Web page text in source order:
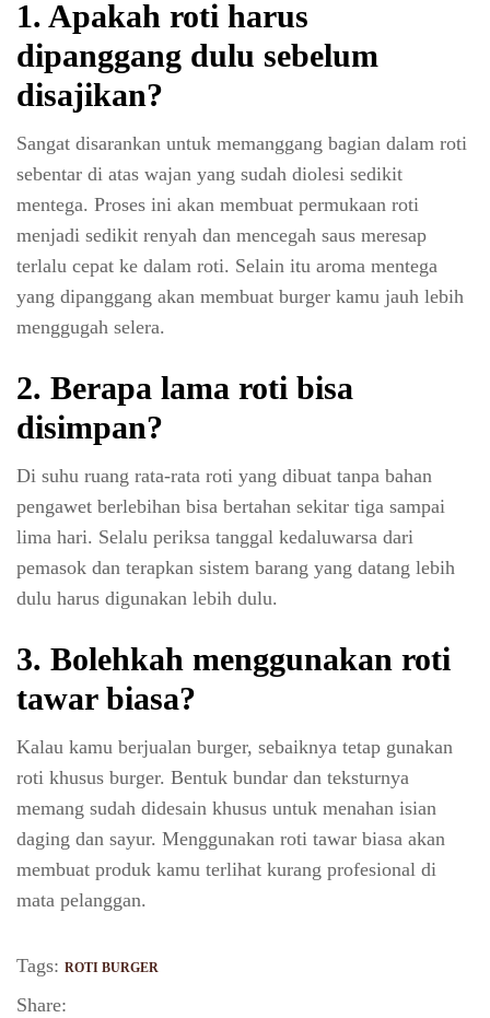
1. Apakah roti harus
dipanggang dulu sebelum
disajikan?
Sangat disarankan untuk memanggang bagian dalam roti
sebentar di atas wajan yang sudah diolesi sedikit
mentega. Proses ini akan membuat permukaan roti
menjadi sedikit renyah dan mencegah saus meresap
terlalu cepat ke dalam roti. Selain itu aroma mentega
yang dipanggang akan membuat burger kamu jauh lebih
menggugah selera.
2. Berapa lama roti bisa
disimpan?
Di suhu ruang rata-rata roti yang dibuat tanpa bahan
pengawet berlebihan bisa bertahan sekitar tiga sampai
lima hari. Selalu periksa tanggal kedaluwarsa dari
pemasok dan terapkan sistem barang yang datang lebih
dulu harus digunakan lebih dulu.
3. Bolehkah menggunakan roti
tawar biasa?
Kalau kamu berjualan burger, sebaiknya tetap gunakan
roti khusus burger. Bentuk bundar dan teksturnya
memang sudah didesain khusus untuk menahan isian
daging dan sayur. Menggunakan roti tawar biasa akan
membuat produk kamu terlihat kurang profesional di
mata pelanggan.
Tags: ROTI BURGER
Share: